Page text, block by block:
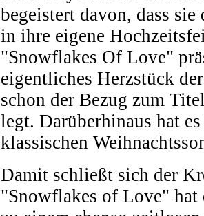
begeistert davon, dass sie
in ihre eigene
"Snowflakes Of Love"
eigentliches Herzstück
schon der Bezug zum
legt. Darüberhinaus hat
klassischen
Damit schließt sich der
"Snowflakes of Love" hat